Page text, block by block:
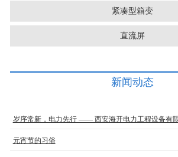
紧凑型箱变
直流屏
新闻动态
岁序常新，电力先行 —— 西安海开电力工程设备有
元宵节的习俗